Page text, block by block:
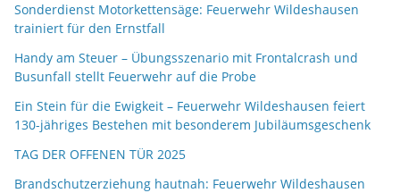
Sonderdienst Motorkettensäge: Feuerwehr Wildeshausen
trainiert für den Ernstfall
Handy am Steuer – Übungsszenario mit Frontalcrash und
Busunfall stellt Feuerwehr auf die Probe
Ein Stein für die Ewigkeit – Feuerwehr Wildeshausen feiert
130-jähriges Bestehen mit besonderem Jubiläumsgeschenk
TAG DER OFFENEN TÜR 2025
Brandschutzerziehung hautnah: Feuerwehr Wildeshausen